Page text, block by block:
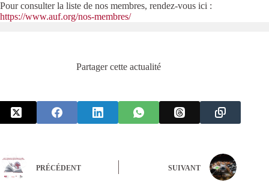
Pour consulter la liste de nos membres, rendez-vous ici :
https://www.auf.org/nos-membres/
Partager cette actualité
PRÉCÉDENT SUIVANT